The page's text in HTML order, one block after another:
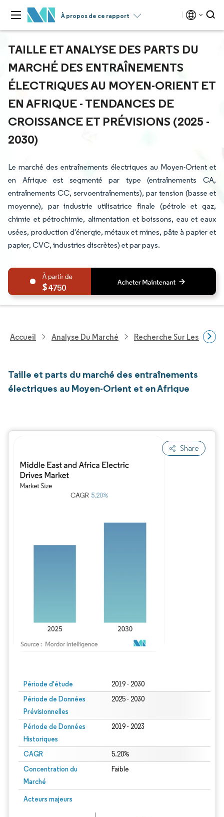
À propos de ce rapport
TAILLE ET ANALYSE DES PARTS DU
MARCHÉ DES ENTRAÎNEMENTS
ÉLECTRIQUES AU MOYEN-ORIENT ET
EN AFRIQUE - TENDANCES DE
CROISSANCE ET PRÉVISIONS (2025 -
2030)
Le marché des entraînements électriques au Moyen-Orient et
en Afrique est segmenté par type (entraînements CA,
entraînements CC, servoentraînements), par tension (basse et
moyenne), par industrie utilisatrice finale (pétrole et gaz,
chimie et pétrochimie, alimentation et boissons, eau et eaux
usées, production d'énergie, métaux et mines, pâte à papier et
papier, CVC, industries discrètes) et par pays.
4750
Accueil Analyse Du Marché Recherche Sur Les
Taille et parts du marché des entraînements
électriques au Moyen-Orient et en Afrique
Share
Période d'étude 2019 - 2030
Période de Données
Prévisionnelles
2025 - 2030
Période de Données
Historiques
2019 - 2023
CAGR 5.20%
Concentration du
Marché
Faible
Acteurs majeurs